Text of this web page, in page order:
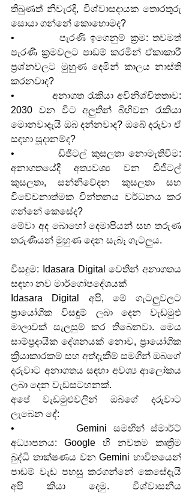
තිබුණත් නිවැරදි, විශ්වාසදායක තොරතුරු
සොයා ගන්නේ කොහොමද?
•          පැරණි ඉගෙනුම් ක්‍රම: තවමත්
පැරණි ක්‍රමවලට පාඩම් කරමින් ඒකාකාරී
ප්‍රශ්නවලට මුහුණ දෙමින් කාලය නාස්ති
කරනවාද?
•          අනාගත රැකියා අවිනිශ්චිතතාව:
2030 වන විට අලුතින් බිහිවන රැකියා
මොනවාදැයි ඔබ දන්නවාද? ඔබේ දරුවා ඒ
සඳහා සූදානම්ද?
•          ඩිජිටල් කුසලතා නොමැතිවීම:
අනාගතයේදී අත්‍යවශ්‍ය වන ඩිජිටල්
කුසලතා, සන්නිවේදන කුසලතා සහ
විවේචනාත්මක චින්තනය වර්ධනය කර
ගන්නේ කෙසේද?
මේවා අද බොහෝ දෙමාපියන් සහ තරුණ
තරුණියන් මුහුණ දෙන සැබෑ ගැටලුය.
විසඳුම: Idasara Digital වෙතින් අනාගතය
සඳහා නව මාර්ගෝපදේශයක්
Idasara Digital අපි, මේ ගැටලුවලට
ප්‍රායෝගික විසඳුම් ලබා දෙන වැඩමුළු
මාලාවක් සැලසුම් කර තිබෙනවා. මෙය
සාම්ප්‍රදායික දේශනයක් නොව, ප්‍රායෝගික
ක්‍රියාකාරකම් සහ අත්දැකීම් සමගින් ඔබගේ
දරුවාට අනාගතය සඳහා අවශ්‍ය ආලෝකය
ලබා දෙන වැඩසටහනක්.
අපේ වැඩමුළුවලින් ඔබගේ දරුවාට
ලැබෙන දේ:
•          Gemini සමඟින් ස්මාර්ට්
අධ්‍යාපනය: Google හි නවතම කෘත්‍රිම
බුද්ධි තාක්ෂණය වන Gemini භාවිතයෙන්
පාඩම් වැඩ පහසු කරගන්නේ කෙසේදැයි
අපි කියා දෙමු. විශ්වාසනීය